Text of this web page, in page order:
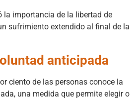
la importancia de la libertad de
sufrimiento extendido al final de la
anticipada
ciento de las personas conoce la
una medida que permite elegir o